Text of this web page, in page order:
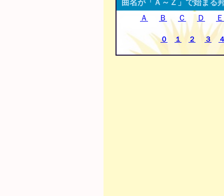
曲名が「Ａ～Ｚ」で始まる
Ａ
Ｂ Ｃ Ｄ Ｅ
０ １ ２ ３